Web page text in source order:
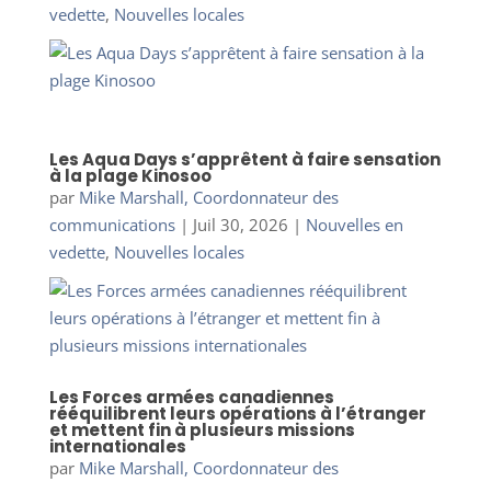
vedette, Nouvelles locales
Les Aqua Days s’apprêtent à faire sensation
à la plage Kinosoo
par Mike Marshall, Coordonnateur des
communications| Juil 30, 2026 | Nouvelles en
vedette, Nouvelles locales
Les Forces armées canadiennes
rééquilibrent leurs opérations à l’étranger
et mettent fin à plusieurs missions
internationales
par Mike Marshall, Coordonnateur des